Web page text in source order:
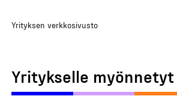
Yrityksen verkkosivusto
Yritykselle